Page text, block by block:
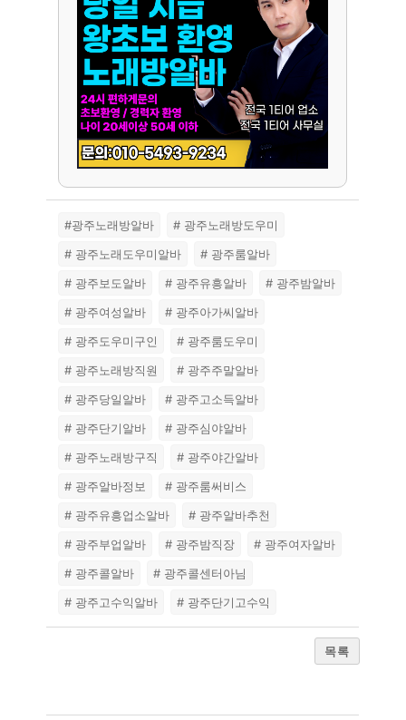
#광주노래방알바
# 광주노래방도우미
# 광주노래도우미알바
# 광주룸알바
# 광주보도알바
# 광주유흥알바
# 광주밤알바
# 광주여성알바
# 광주아가씨알바
# 광주도우미구인
# 광주룸도우미
# 광주노래방직원
# 광주주말알바
# 광주당일알바
# 광주고소득알바
# 광주단기알바
# 광주심야알바
# 광주노래방구직
# 광주야간알바
# 광주알바정보
# 광주룸써비스
# 광주유흥업소알바
# 광주알바추천
# 광주부업알바
# 광주밤직장
# 광주여자알바
# 광주콜알바
# 광주콜센터아님
# 광주고수익알바
# 광주단기고수익
목록